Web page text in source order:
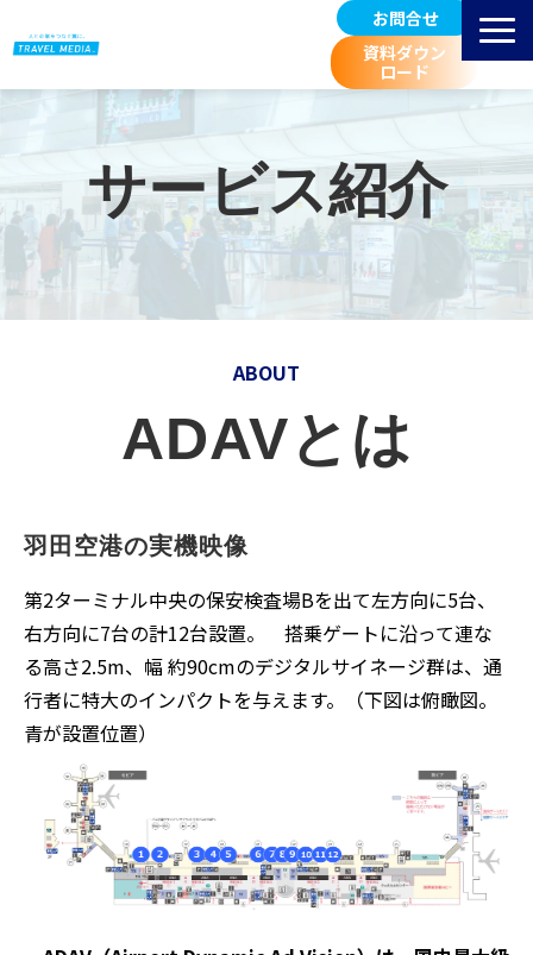
お問合せ
資料ダウン
ロード
掲載先 空港一覧
お客様事例
広告料金/規定等
進行スケジュール
取扱広告媒体のご紹介
空港マーケティングブログ
サービス紹介
ABOUT
ADAVとは
羽田空港の実機映像
第2ターミナル中央の保安検査場Bを出て左方向に5台、
右方向に7台の計12台設置。 搭乗ゲートに沿って連な
る高さ2.5m、幅 約90cmのデジタルサイネージ群は、通
行者に特大のインパクトを与えます。（下図は俯瞰図。
青が設置位置）